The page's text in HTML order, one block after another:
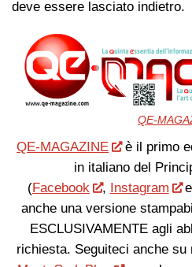
deve essere lasciato indietro.
QE-
QE-MAGAZINE
è il primo
in italiano del
(Facebook , Instagram
anche una versione
ESCLUSIVAMENTE agli
richiesta. Seguiteci anche su